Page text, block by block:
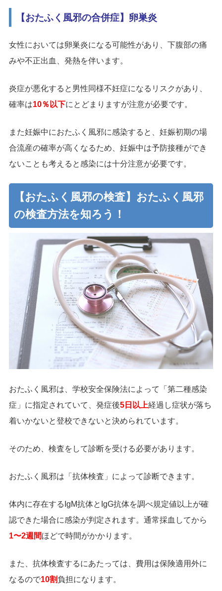
【おたふく風邪の合併症】卵巣炎
女性においては卵巣炎になる可能性があり、下腹部の痛
みや不正出血、発熱を伴います。
炎症が悪化すると男性同様不妊症になるリスクがあり、
確率は10％以下にとどまりますが注意が必要です。
また妊娠中におたふく風邪に感染すると、妊娠初期の場
合流産の確率が高くなるため、妊娠中は予防接種ができ
ないことも考えると感染には十分注意が必要です。
【おたふく風邪の検査】おたふく風邪
の検査方法を知ろう！
おたふく風邪は、学校安全保険法によって「第二種感染
症」に指定されていて、発症後5日以上経過し症状が落ち
着いかないと登校できないと決められています。
そのため、検査をして診断を受ける必要があります。
おたふく風邪は「抗体検査」によって診断できます。
体内に存在するIgM抗体とIgG抗体を調べ規定値以上が確
認できた場合に感染が判定されます。通常採血してから
1〜2週間ほどで時間がかかります。
また、抗体検査するにあたっては、費用は保険適用外に
なるので10割負担になります。